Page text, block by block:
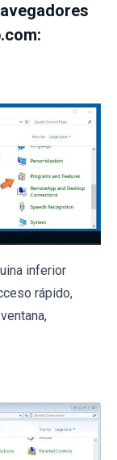
inferior
rápido,